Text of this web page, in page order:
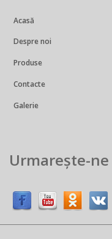
Acasă
Despre noi
Produse
Contacte
Galerie
Urmarește-ne